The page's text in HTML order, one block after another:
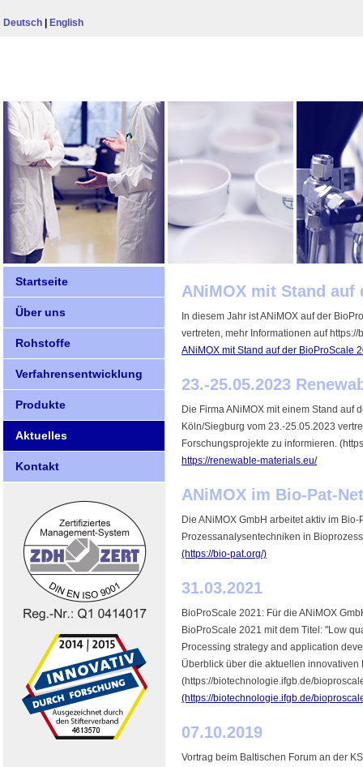
Deutsch English
Startseite
Über uns
Rohstoffe
Verfahrensentwicklung
Produkte
Aktuelles
Kontakt
ANiMOX mit Stand auf
In diesem Jahr ist ANiMOX auf der
vertreten, mehr Informationen auf
ANiMOX mit Stand auf der BioProScale
23.-25.05.2023
Die Firma ANiMOX mit einem Stand auf
Köln/Siegburg vom 23.-25.05.2023
Forschungsprojekte zu informieren.
https://renewable-materials.eu/
ANiMOX im Bio-Pat-
Die ANiMOX GmbH arbeitet aktiv im
Prozessanalysentechniken in
(https://bio-pat.org/)
31.03.2021
BioProScale 2021: Für die ANiMOX
BioProScale 2021 mit dem Titel: "Low
Processing strategy and application
Überblick über die aktuellen innovativen
(https://biotechnologie.ifgb.de/
(https://biotechnologie.ifgb.de/
07.10.2019
Vortrag beim Baltischen Forum an der